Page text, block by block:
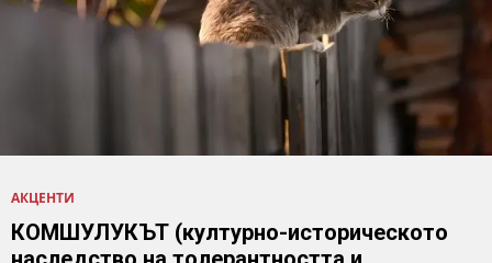
АКЦЕНТИ
КОМШУЛУКЪТ (културно-историческото